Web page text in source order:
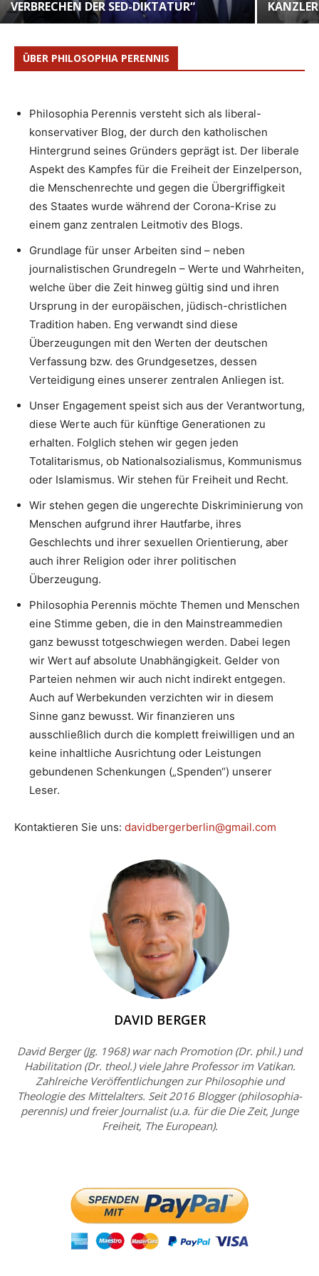
VERBRECHEN DER SED-DIKTATUR“
ÜBER PHILOSOPHIA PERENNIS
Philosophia Perennis versteht sich als liberal-
konservativer Blog, der durch den katholischen
Hintergrund seines Gründers geprägt ist. Der liberale
Aspekt des Kampfes für die Freiheit der Einzelperson,
die Menschenrechte und gegen die Übergriffigkeit
des Staates wurde während der Corona-Krise zu
einem ganz zentralen Leitmotiv des Blogs.
Grundlage für unser Arbeiten sind – neben
journalistischen Grundregeln – Werte und Wahrheiten,
welche über die Zeit hinweg gültig sind und ihren
Ursprung in der europäischen, jüdisch-christlichen
Tradition haben. Eng verwandt sind diese
Überzeugungen mit den Werten der deutschen
Verfassung bzw. des Grundgesetzes, dessen
Verteidigung eines unserer zentralen Anliegen ist.
Unser Engagement speist sich aus der Verantwortung,
diese Werte auch für künftige Generationen zu
erhalten. Folglich stehen wir gegen jeden
Totalitarismus, ob Nationalsozialismus, Kommunismus
oder Islamismus. Wir stehen für Freiheit und Recht.
Wir stehen gegen die ungerechte Diskriminierung von
Menschen aufgrund ihrer Hautfarbe, ihres
Geschlechts und ihrer sexuellen Orientierung, aber
auch ihrer Religion oder ihrer politischen
Überzeugung.
Philosophia Perennis möchte Themen und Menschen
eine Stimme geben, die in den Mainstreammedien
ganz bewusst totgeschwiegen werden. Dabei legen
wir Wert auf absolute Unabhängigkeit. Gelder von
Parteien nehmen wir auch nicht indirekt entgegen.
Auch auf Werbekunden verzichten wir in diesem
Sinne ganz bewusst. Wir finanzieren uns
ausschließlich durch die komplett freiwilligen und an
keine inhaltliche Ausrichtung oder Leistungen
gebundenen Schenkungen („Spenden“) unserer
Leser.
Kontaktieren Sie uns: davidbergerberlin@gmail.com
DAVID BERGER
David Berger (Jg. 1968) war nach Promotion (Dr. phil.) und
Habilitation (Dr. theol.) viele Jahre Professor im Vatikan.
Zahlreiche Veröffentlichungen zur Philosophie und
Theologie des Mittelalters. Seit 2016 Blogger (philosophia-
perennis) und freier Journalist (u.a. für die Die Zeit, Junge
Freiheit, The European).